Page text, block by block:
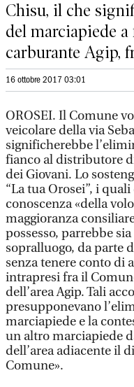
Chisu, il che
del marciapiede
carburante Agip,
16 ottobre 2017 03:01
OROSEI. Il Comune
veicolare della via
significherebbe
fianco al distributore
dei Giovani. Lo
“La tua Orosei”, i
conoscenza «della
maggioranza
possesso, parrebbe
sopralluogo, da parte
senza tenere conto di
intrapresi fra il
dell’area Agip. Tali
presupponevano
marciapiede e la
un altro marciapiede
dell’area adiacente il
Comune».